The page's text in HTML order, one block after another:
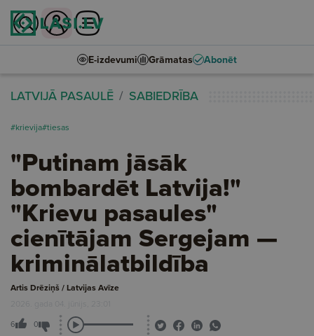
E-izdevumi Grāmatas Abonēt
LATVIJĀ PASAULĒ SABIEDRĪBA
#krievija#tiesas
"Putinam jāsāk
bombardēt Latvija!"
"Krievu pasaules"
cienītājam Sergejam —
kriminālatbildība
Artis Drēziņš / Latvijas Avīze
2026. gada 04. jūnijs, 23:01
6 0